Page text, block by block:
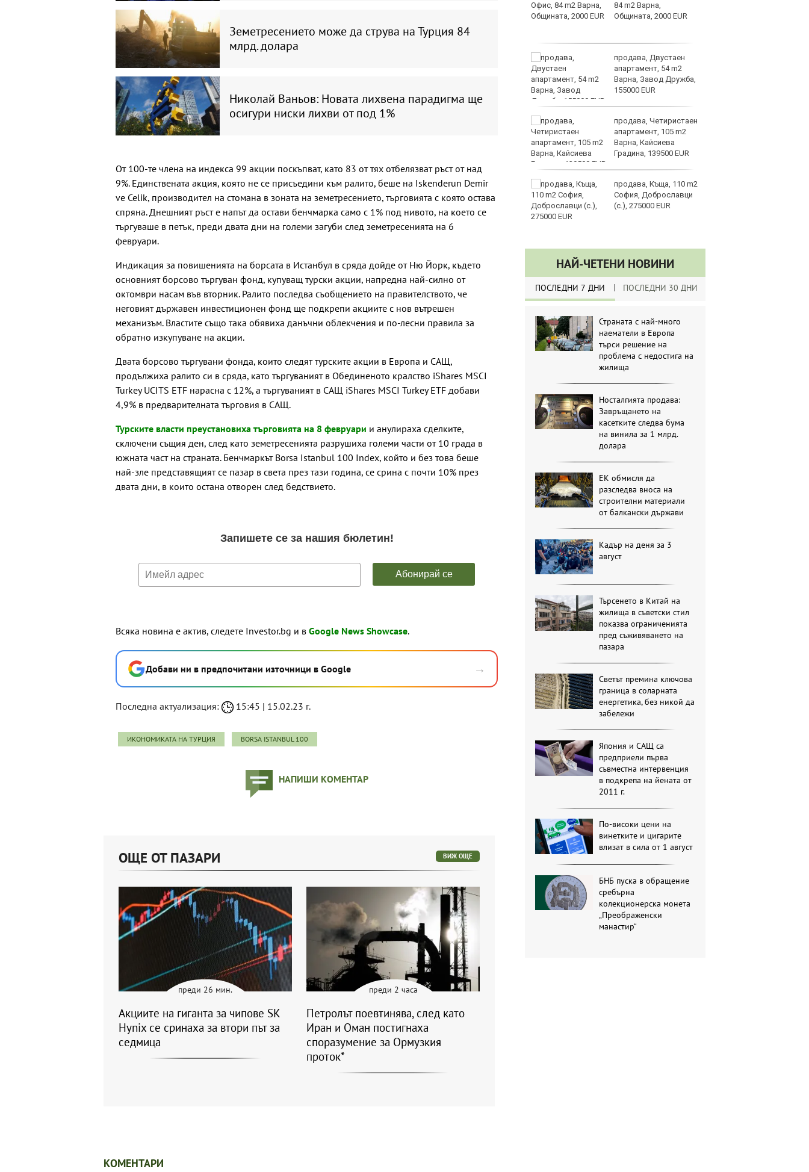
Земетресението може да струва на Турция 84
млрд. долара
Николай Ваньов: Новата лихвена парадигма ще
осигури ниски лихви от под 1%
От 100-те члена на индекса 99 акции поскъпват, като 83 от тях отбелязват ръст от над
9%. Единствената акция, която не се присъедини към ралито, беше на Iskenderun Demir
ve Celik, производител на стомана в зоната на земетресението, търговията с която остава
спряна. Днешният ръст е напът да остави бенчмарка само с 1% под нивото, на което се
търгуваше в петък, преди двата дни на големи загуби след земетресенията на 6
февруари.
Индикация за повишенията на борсата в Истанбул в сряда дойде от Ню Йорк, където
основният борсово търгуван фонд, купуващ турски акции, напредна най-силно от
октомври насам във вторник. Ралито последва съобщението на правителството, че
неговият държавен инвестиционен фонд ще подкрепи акциите с нов вътрешен
механизъм. Властите също така обявиха данъчни облекчения и по-лесни правила за
обратно изкупуване на акции.
Двата борсово търгувани фонда, които следят турските акции в Европа и САЩ,
продължиха ралито си в сряда, като търгуваният в Обединеното кралство iShares MSCI
Turkey UCITS ETF нарасна с 12%, а търгуваният в САЩ iShares MSCI Turkey ETF добави
4,9% в предварителната търговия в САЩ.
Турските власти преустановиха търговията на 8 февруари и анулираха сделките,
сключени същия ден, след като земетресенията разрушиха големи части от 10 града в
южната част на страната. Бенчмаркът Borsa Istanbul 100 Index, който и без това беше
най-зле представящият се пазар в света през тази година, се срина с почти 10% през
двата дни, в които остана отворен след бедствието.
Всяка новина е актив, следете Investor.bg и в Google News Showcase.
Добави ни в предпочитани източници в Google →
Последна актуализация: 15:45 | 15.02.23 г.
ИКОНОМИКАТА НА ТУРЦИЯ BORSA ISTANBUL 100
НАПИШИ КОМЕНТАР
бозайници от 1 януари
демографската криза
Радев: Българинът е
доказал през
толерантност към
различни етноси и религии
84 m2 Варна,
Общината, 2000 EUR
продава, Двустаен
апартамент, 54 m2
Варна, Завод Дружба,
155000 EUR
продава, Четиристаен
апартамент, 105 m2
Варна, Кайсиева
Градина, 139500 EUR
продава, Къща, 110 m2
София, Доброславци
(с.), 275000 EUR
НАЙ-ЧЕТЕНИ НОВИНИ
ПОСЛЕДНИ 7 ДНИ ПОСЛЕДНИ 30 ДНИ
Страната с най-много
наематели в Европа
търси решение на
проблема с недостига на
жилища
Носталгията продава:
Завръщането на
касетките следва бума
на винила за 1 млрд.
долара
ЕК обмисля да
разследва вноса на
строителни материали
от балкански държави
Кадър на деня за 3
август
Търсенето в Китай на
жилища в съветски стил
показва ограниченията
пред съживяването на
пазара
Светът премина ключова
граница в соларната
енергетика, без никой да
забележи
Япония и САЩ са
предприели първа
съвместна интервенция
в подкрепа на йената от
2011 г.
По-високи цени на
винетките и цигарите
влизат в сила от 1 август
БНБ пуска в обращение
сребърна
колекционерска монета
„Преображенски
манастир“
ОЩЕ ОТ ПАЗАРИ ВИЖ ОЩЕ
преди 26 мин.
Акциите на гиганта за чипове SK
Hynix се сринаха за втори път за
седмица
преди 2 часа
Петролът поевтинява, след като
Иран и Оман постигнаха
споразумение за Ормузкия
проток*
КОМЕНТАРИ